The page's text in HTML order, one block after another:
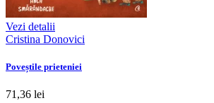
Vezi detalii
Cristina Donovici
Poveștile prieteniei
71,36 lei